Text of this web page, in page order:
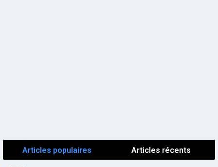
Articles populaires Articles récents